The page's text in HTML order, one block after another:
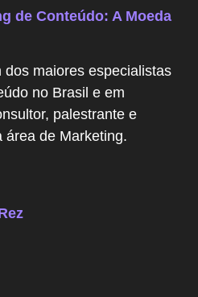
de Conteúdo: A Moeda
maiores especialistas
no Brasil e em
palestrante e
área de Marketing.